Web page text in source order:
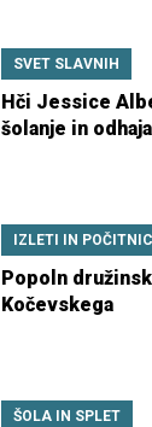
SVET SLAVNIH
Hči Jessice
šolanje in
IZLETI IN
Popoln
Kočevskega
ŠOLA IN SPLET